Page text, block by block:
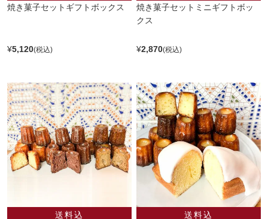
焼き菓子セットギフトボックス
¥5,120
焼き菓子セットミニギフトボッ
クス
¥2,870